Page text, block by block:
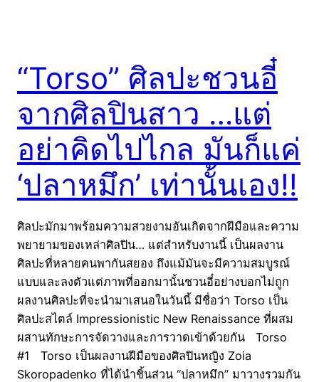
“Torso” ศิลปะชวนอี๋
จากศิลปินสาว …แต่
อย่าคิดไปไกล มันก็แค่
‘ปลาหมึก’ เท่านั้นเอง!!
ศิลปะมักมาพร้อมความสวยงามอันเกิดจากฝีมือและความ
พยายามของเหล่าศิลปิน… แต่สำหรับงานนี้ เป็นผลงาน
ศิลปะที่หลายคนพากันสยอง ถึงแม้มันจะมีความสมบูรณ์
แบบและลงตัวแต่ภาพที่ออกมานั้นชวนอี๋อย่างบอกไม่ถูก
ผลงานศิลปะที่จะนำมาเสนอในวันนี้ มีชื่อว่า Torso เป็น
ศิลปะสไตล์ Impressionistic New Renaissance ที่ผสม
ผสานทักษะการจัดวางและการวาดเข้าด้วยกัน Torso
#1 Torso เป็นผลงานฝีมือของศิลปินหญิง Zoia
Skoropadenko ที่ได้นำชิ้นส่วน “ปลาหมึก” มาวางรวมกัน